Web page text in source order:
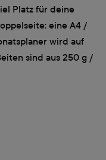
Platz für deine
eine A4 /
wird auf
sind aus 250 g /